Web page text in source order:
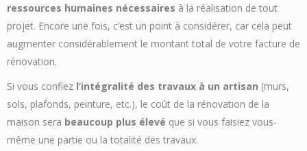
ressources humaines nécessaires à la réalisation de tout
projet. Encore une fois, c’est un point à considérer, car cela peut
augmenter considérablement le montant total de votre facture de
rénovation.
Si vous confiez l’intégralité des travaux à un artisan (murs,
sols, plafonds, peinture, etc.), le coût de la rénovation de la
maison sera beaucoup plus élevé que si vous faisiez vous-
même une partie ou la totalité des travaux.